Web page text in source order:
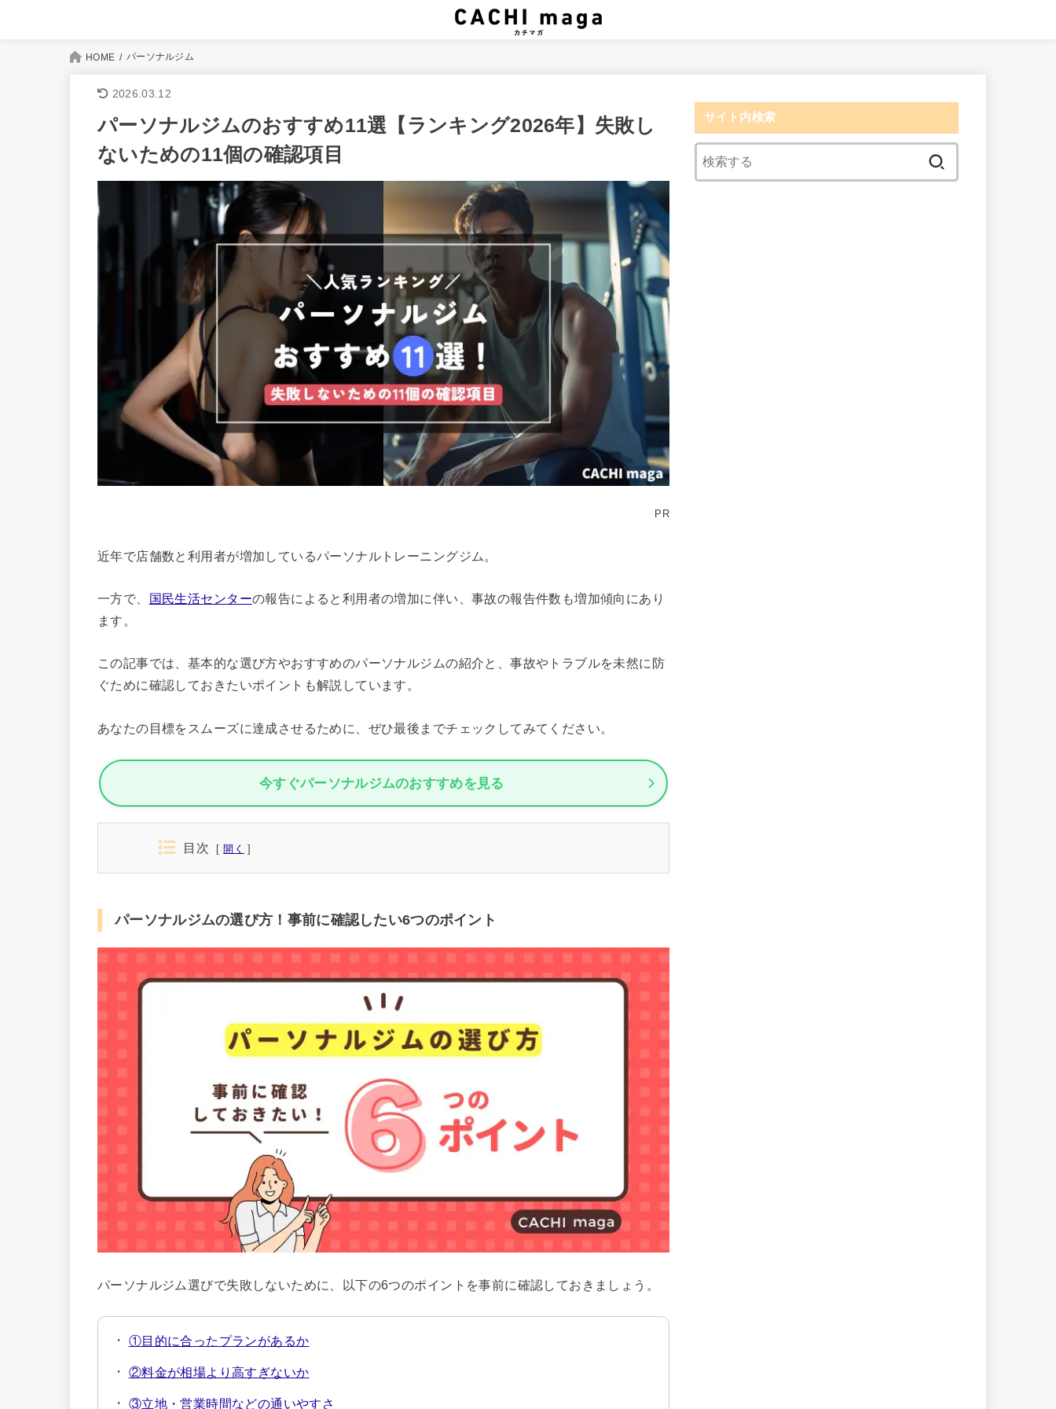
HOME パーソナルジム
2026.03.12
パーソナルジムのおすすめ11選【ランキング2026年】失敗し
ないための11個の確認項目
PR
近年で店舗数と利用者が増加しているパーソナルトレーニングジム。
一方で、 国民生活センターの報告によると利用者の増加に伴い、事故の報告件数も増加傾向にあり
ます。
この記事では、基本的な選び方やおすすめのパーソナルジムの紹介と、事故やトラブルを未然に防
ぐために確認しておきたいポイントも解説しています。
あなたの目標をスムーズに達成させるために、ぜひ最後までチェックしてみてください。
今すぐパーソナルジムのおすすめを見る
目次 開く
パーソナルジムの選び方！事前に確認したい6つのポイント
パーソナルジム選びで失敗しないために、以下の6つのポイントを事前に確認しておきましょう。
①目的に合ったプランがあるか
②料金が相場より高すぎないか
③立地・営業時間などの通いやすさ
サイト内検索